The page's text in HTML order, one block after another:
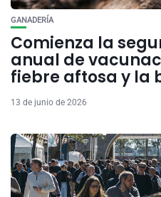
GANADERÍA
Comienza la
anual de
fiebre aftosa y la
13 de junio de 2026